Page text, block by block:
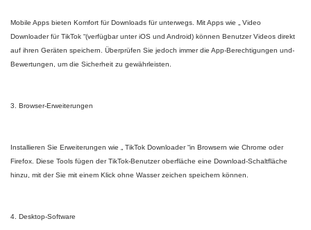
Mobile Apps bieten Komfort für Downloads für unterwegs. Mit Apps wie „ Video
Downloader für TikTok “(verfügbar unter iOS und Android) können Benutzer Videos direkt
auf ihren Geräten speichern. Überprüfen Sie jedoch immer die App-Berechtigungen und-
Bewertungen, um die Sicherheit zu gewährleisten.
3. Browser-Erweiterungen
Installieren Sie Erweiterungen wie „ TikTok Downloader “in Browsern wie Chrome oder
Firefox. Diese Tools fügen der TikTok-Benutzer oberfläche eine Download-Schaltfläche
hinzu, mit der Sie mit einem Klick ohne Wasser zeichen speichern können.
4. Desktop-Software